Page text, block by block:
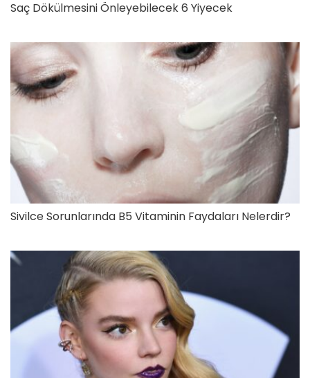
Saç Dökülmesini Önleyebilecek 6 Yiyecek
Sivilce Sorunlarında B5 Vitaminin Faydaları Nelerdir?